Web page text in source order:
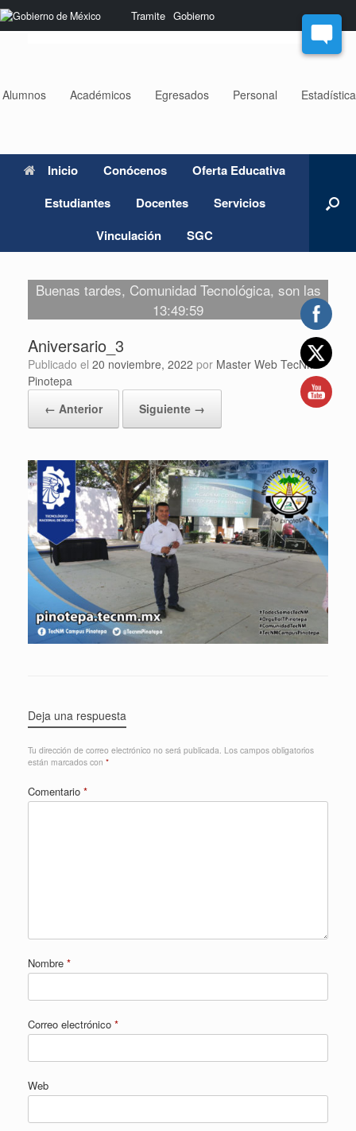
Nota:
este
sistema
Tramite Gobierno
Saltar
al
Alumnos Académicos Egresados Personal
Inicio Conócenos
Oferta Educativa
Estudiantes
Docentes
Servicios
Vinculación
SGC
Buenas tardes, Comunidad Tecnológica, son las
13:49:59
Aniversario_3
Publicado el 20 noviembre, 2022 por Master Web TecNM
Pinotepa
← Anterior
Siguiente →
Deja una respuesta
Tu dirección de correo electrónico no será publicada. Los campos obligatorios
están marcados con *
Comentario *
Nombre *
Correo electrónico *
Web